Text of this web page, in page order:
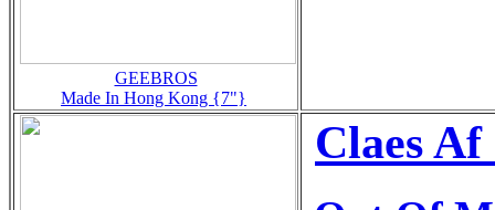
GEEBROS
Made In Hong Kong {7"}
Claes